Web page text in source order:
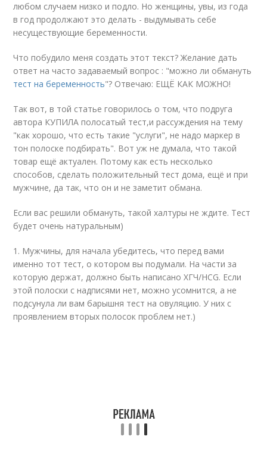
любом случаем низко и подло. Но женщины, увы, из года
в год продолжают это делать - выдумывать себе
несуществующие беременности.
Что побудило меня создать этот текст? Желание дать
ответ на часто задаваемый вопрос : "можно ли обмануть
тест на беременность"? Отвечаю: ЕЩЁ КАК МОЖНО!
Так вот, в той статье говорилось о том, что подруга
автора КУПИЛА полосатый тест,и рассуждения на тему
"как хорошо, что есть такие "услуги", не надо маркер в
тон полоске подбирать". Вот уж не думала, что такой
товар ещё актуален. Потому как есть несколько
способов, сделать положительный тест дома, ещё и при
мужчине, да так, что он и не заметит обмана.
Если вас решили обмануть, такой халтуры не ждите. Тест
будет очень натуральным)
1. Мужчины, для начала убедитесь, что перед вами
именно тот тест, о котором вы подумали. На части за
которую держат, должно быть написано ХГЧ/HCG. Если
этой полоски с надписями нет, можно усомнится, а не
подсунула ли вам барышня тест на овуляцию. У них с
проявлением вторых полосок проблем нет.)